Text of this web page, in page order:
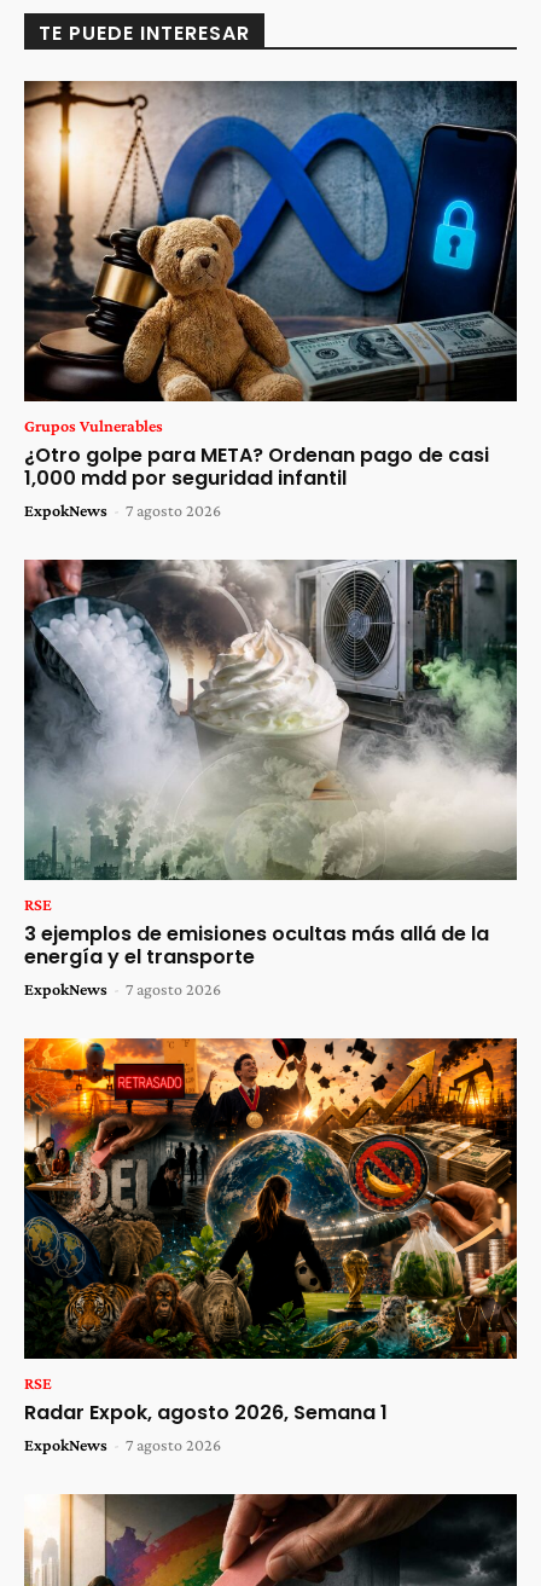
TE PUEDE INTERESAR
Grupos Vulnerables
¿Otro golpe para META? Ordenan pago de casi
1,000 mdd por seguridad infantil
ExpokNews - 7 agosto 2026
RSE
3 ejemplos de emisiones ocultas más allá de la
energía y el transporte
ExpokNews - 7 agosto 2026
RSE
Radar Expok, agosto 2026, Semana 1
ExpokNews - 7 agosto 2026